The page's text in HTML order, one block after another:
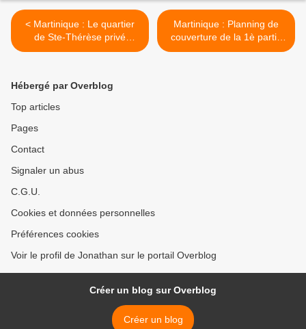
< Martinique : Le quartier
de Ste-Thérèse privé
d'Internet et de fixe
Martinique : Planning de
couverture de la 1è partie
des zones blanches >
Hébergé par Overblog
Top articles
Pages
Contact
Signaler un abus
C.G.U.
Cookies et données personnelles
Préférences cookies
Voir le profil de Jonathan sur le portail Overblog
Créer un blog sur Overblog
Créer un blog